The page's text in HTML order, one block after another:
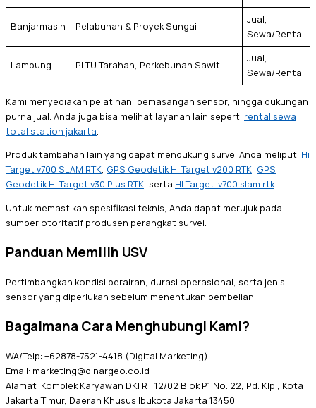
Banjarmasin Pelabuhan & Proyek Sungai
Jual,
Sewa/Rental
Lampung PLTU Tarahan, Perkebunan Sawit
Jual,
Sewa/Rental
Kami menyediakan pelatihan, pemasangan sensor, hingga dukungan
purna jual. Anda juga bisa melihat layanan lain seperti rental sewa
total station jakarta
Produk tambahan lain yang dapat mendukung survei Anda meliputi Hi
Target v700 SLAM RTK, GPS Geodetik HI Target v200 RTK, GPS
Geodetik HI Target v30 Plus RTK, serta HI Target-v700 slam rtk.
Untuk memastikan spesifikasi teknis, Anda dapat merujuk pada
sumber otoritatif produsen perangkat survei.
Panduan Memilih USV
Pertimbangkan kondisi perairan, durasi operasional, serta jenis
sensor yang diperlukan sebelum menentukan pembelian.
Bagaimana Cara Menghubungi Kami?
WA/Telp: +62878-7521-4418 (Digital Marketing)
Email: marketing@dinargeo.co.id
Alamat: Komplek Karyawan DKI RT 12/02 Blok P1 No. 22, Pd. Klp., Kota
Jakarta Timur, Daerah Khusus Ibukota Jakarta 13450